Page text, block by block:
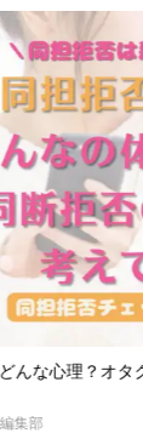
タクたちの実体